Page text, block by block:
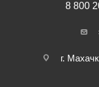
8 800
г.